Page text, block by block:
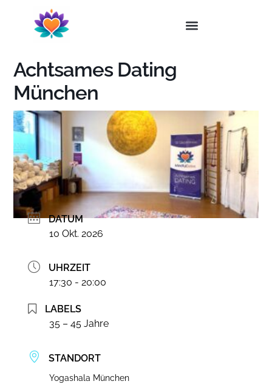
Achtsames Dating
München
DATUM
10 Okt. 2026
UHRZEIT
17:30 - 20:00
LABELS
35 – 45 Jahre
STANDORT
Yogashala München